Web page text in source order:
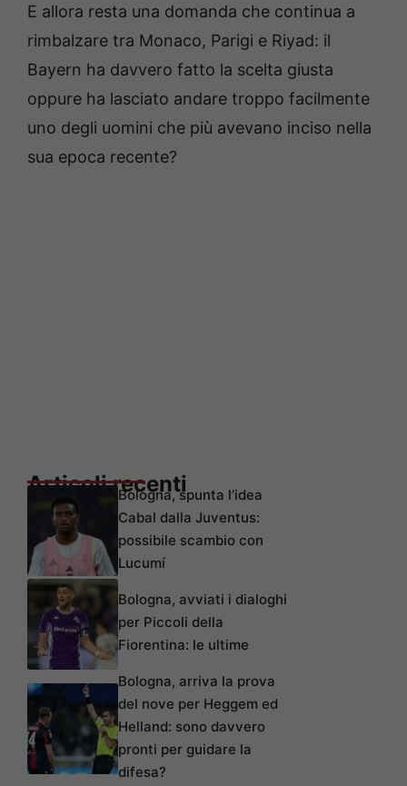
E allora resta una domanda che continua a
rimbalzare tra Monaco, Parigi e Riyad: il
Bayern ha davvero fatto la scelta giusta
oppure ha lasciato andare troppo facilmente
uno degli uomini che più avevano inciso nella
sua epoca recente?
Articoli recentiBologna, spunta l’idea
Cabal dalla Juventus:
possibile scambio con
Lucumí
Bologna, avviati i dialoghi
per Piccoli della
Fiorentina: le ultime
Bologna, arriva la prova
del nove per Heggem ed
Helland: sono davvero
pronti per guidare la
difesa?